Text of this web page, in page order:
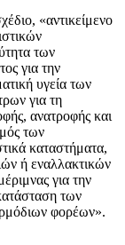
«αντικείμενο
των
για την
υγεία των
για τη
ανατροφής και
των
καταστήματα,
ή εναλλακτικών
για την
των
φορέων».